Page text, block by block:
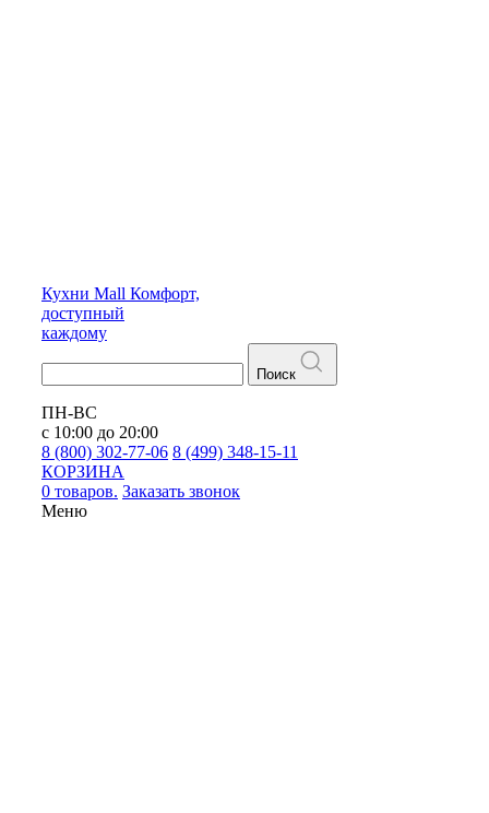
Кухни Mall Комфорт,
доступный
каждому
Поиск
ПН-ВС
с 10:00 до 20:00
8 (800) 302-77-06 8 (499) 348-15-11
КОРЗИНА
0 товаров. Заказать звонок
Меню